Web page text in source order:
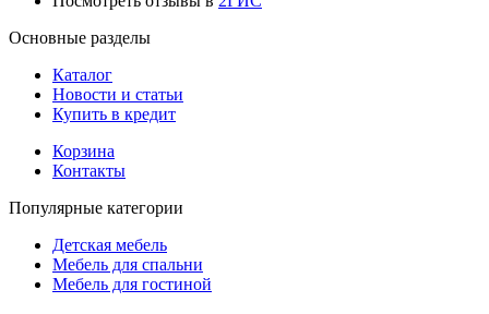
Основные разделы
Каталог
Новости и статьи
Купить в кредит
Корзина
Контакты
Популярные категории
Детская мебель
Мебель для спальни
Мебель для гостиной